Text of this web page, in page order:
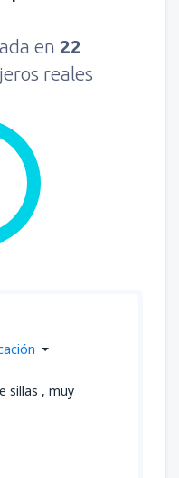
en 22
reales
sillas , muy